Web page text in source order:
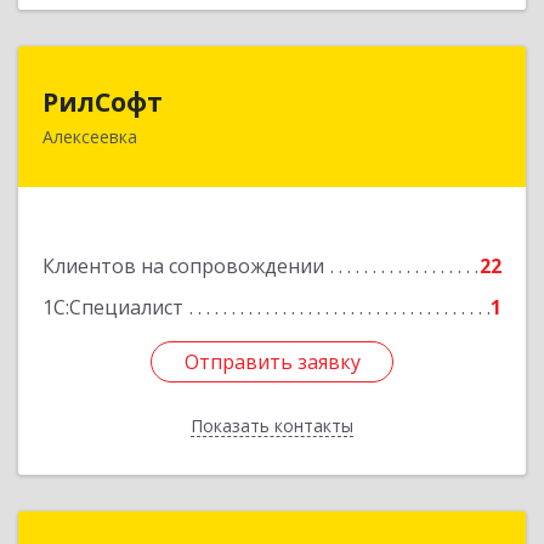
РилСофт
Алексеевка
Клиентов на сопровождении
22
1С:Специалист
1
Отправить заявку
Показать контакты
309850, Белгородская обл, Алексеевский р-н,
Отправить заявку
Назад